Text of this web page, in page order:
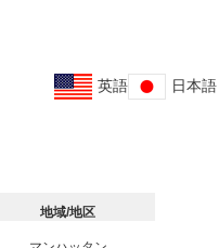
英語 日本語
地域/地区